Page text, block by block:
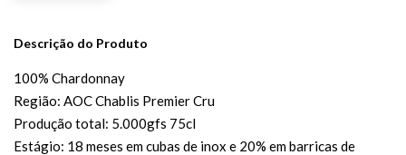
Descrição do Produto
100% Chardonnay
Região: AOC Chablis Premier Cru
Produção total: 5.000gfs 75cl
Estágio: 18 meses em cubas de inox e 20% em barricas de